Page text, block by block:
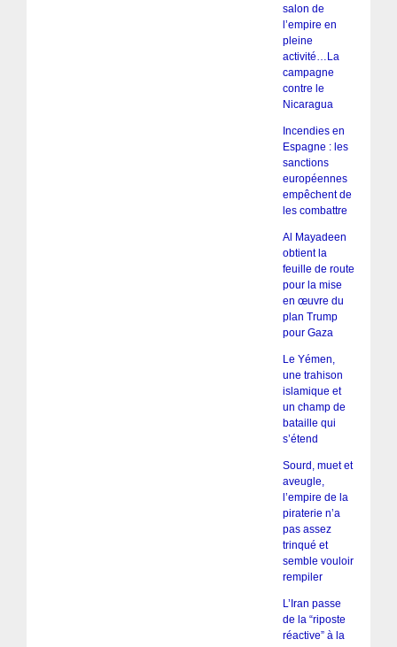
salon de
l’empire en
pleine
activité…La
campagne
contre le
Nicaragua
Incendies en
Espagne : les
sanctions
européennes
empêchent de
les combattre
Al Mayadeen
obtient la
feuille de route
pour la mise
en œuvre du
plan Trump
pour Gaza
Le Yémen,
une trahison
islamique et
un champ de
bataille qui
s’étend
Sourd, muet et
aveugle,
l’empire de la
piraterie n’a
pas assez
trinqué et
semble vouloir
rempiler
L’Iran passe
de la “riposte
réactive” à la